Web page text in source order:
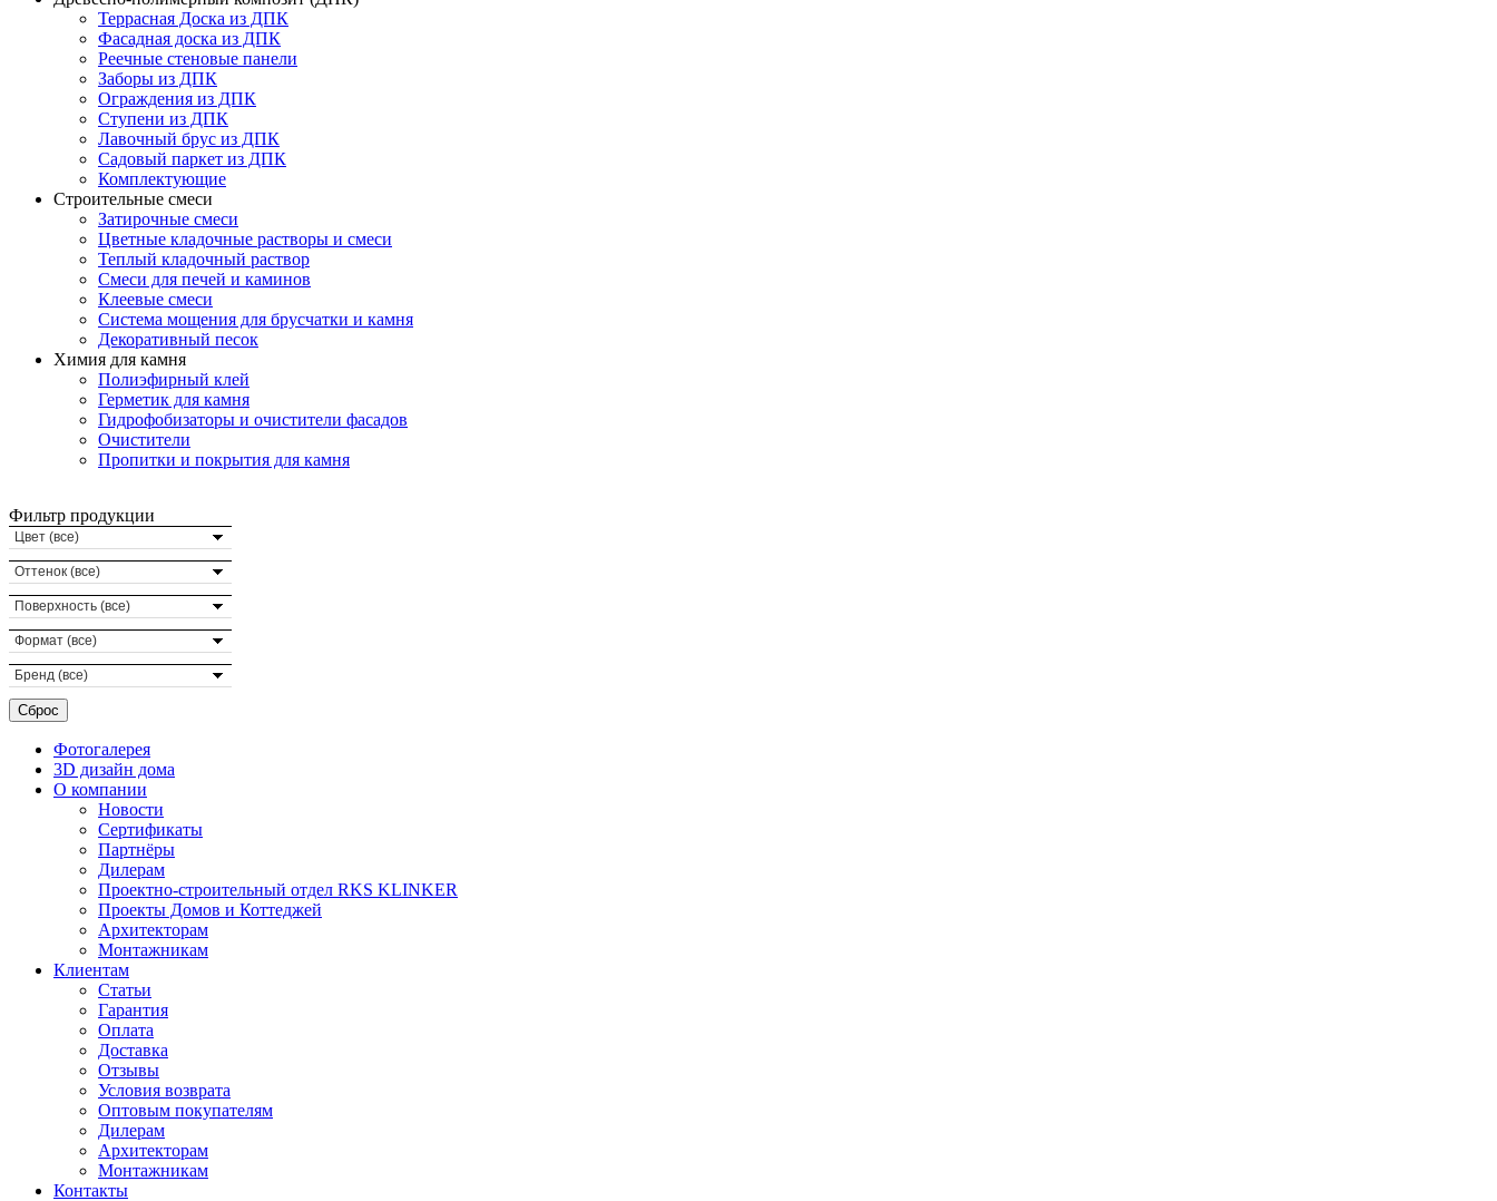
Террасная Доска из ДПК
Фасадная доска из ДПК
Реечные стеновые панели
Заборы из ДПК
Ограждения из ДПК
Ступени из ДПК
Лавочный брус из ДПК
Садовый паркет из ДПК
Комплектующие
Строительные смеси
Затирочные смеси
Цветные кладочные растворы и смеси
Теплый кладочный раствор
Смеси для печей и каминов
Клеевые смеси
Система мощения для брусчатки и камня
Декоративный песок
Химия для камня
Полиэфирный клей
Герметик для камня
Гидрофобизаторы и очистители фасадов
Очистители
Пропитки и покрытия для камня
Фильтр продукции
Цвет (все)
Оттенок (все)
Поверхность (все)
Формат (все)
Бренд (все)
Фотогалерея
3D дизайн дома
О компании
Новости
Сертификаты
Партнёры
Дилерам
Проектно-строительный отдел RKS KLINKER
Проекты Домов и Коттеджей
Архитекторам
Монтажникам
Клиентам
Статьи
Гарантия
Оплата
Доставка
Отзывы
Условия возврата
Оптовым покупателям
Дилерам
Архитекторам
Монтажникам
Контакты